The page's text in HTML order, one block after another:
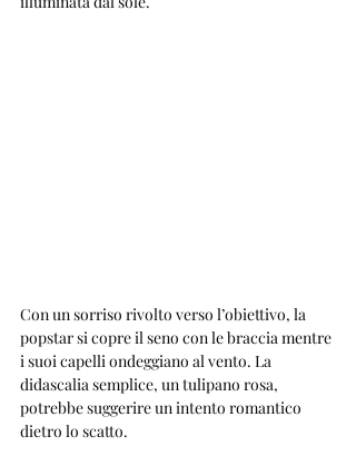
Con un sorriso rivolto verso l’obiettivo, la
popstar si copre il seno con le braccia mentre
i suoi capelli ondeggiano al vento. La
didascalia semplice, un tulipano rosa,
potrebbe suggerire un intento romantico
dietro lo scatto.